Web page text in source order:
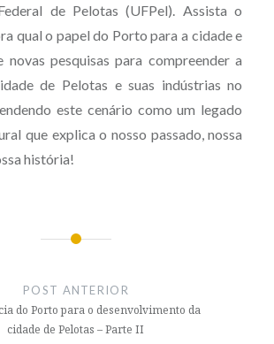
de Pelotas (UFPel). Assista o
qual o papel do Porto para a cidade e
novas pesquisas para compreender a
de Pelotas e suas indústrias no
este cenário como um legado
que explica o nosso passado, nossa
história!
POST ANTERIOR
do Porto para o desenvolvimento da
cidade de Pelotas – Parte II